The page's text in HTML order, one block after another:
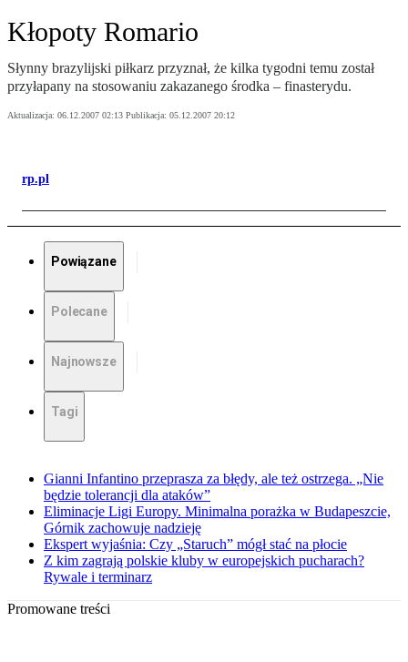
Kłopoty Romario
Słynny brazylijski piłkarz przyznał, że kilka tygodni temu został
przyłapany na stosowaniu zakazanego środka – finasterydu.
Aktualizacja: 06.12.2007 02:13 Publikacja: 05.12.2007 20:12
rp.pl
Powiązane
Polecane
Najnowsze
Tagi
Gianni Infantino przeprasza za błędy, ale też ostrzega. „Nie
będzie tolerancji dla ataków”
Eliminacje Ligi Europy. Minimalna porażka w Budapeszcie,
Górnik zachowuje nadzieję
Ekspert wyjaśnia: Czy „Staruch” mógł stać na płocie
Z kim zagrają polskie kluby w europejskich pucharach?
Rywale i terminarz
Promowane treści